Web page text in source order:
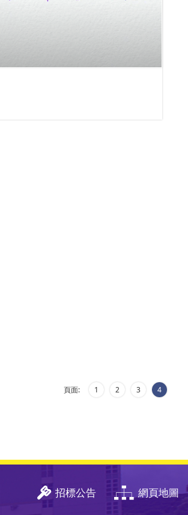
頁面: 1 2 3 4
招標公告 網頁地圖